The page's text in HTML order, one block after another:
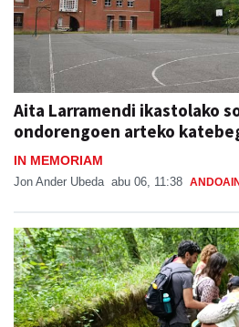
Aita Larramendi ikastolako
ondorengoen arteko
IN MEMORIAM
Jon Ander Ubeda abu 06, 11:38 ANDOAIN